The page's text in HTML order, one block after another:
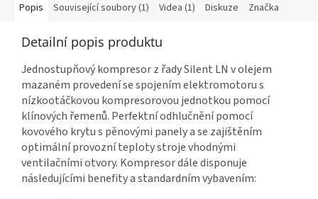
Popis Související soubory (1) Videa (1) Diskuze Značka
Detailní popis produktu
Jednostupňový kompresor z řady Silent LN v olejem
mazaném provedení se spojením elektromotoru s
nízkootáčkovou kompresorovou jednotkou pomocí
klínových řemenů. Perfektní odhlučnění pomocí
kovového krytu s pěnovými panely a se zajištěním
optimální provozní teploty stroje vhodnými
ventilačními otvory. Kompresor dále disponuje
následujícími benefity a standardním vybavením: